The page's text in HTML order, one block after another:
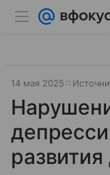
14 мая 2025